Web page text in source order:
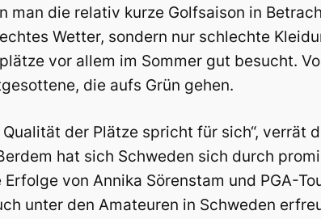
man die relativ kurze Golfsaison in
Wetter, sondern nur schlechte
vor allem im Sommer gut besucht.
die aufs Grün gehen.
Qualität der Plätze spricht für sich“, verrät
hat sich Schweden sich durch
von Annika Sörenstam und PGA-
unter den Amateuren in Schweden